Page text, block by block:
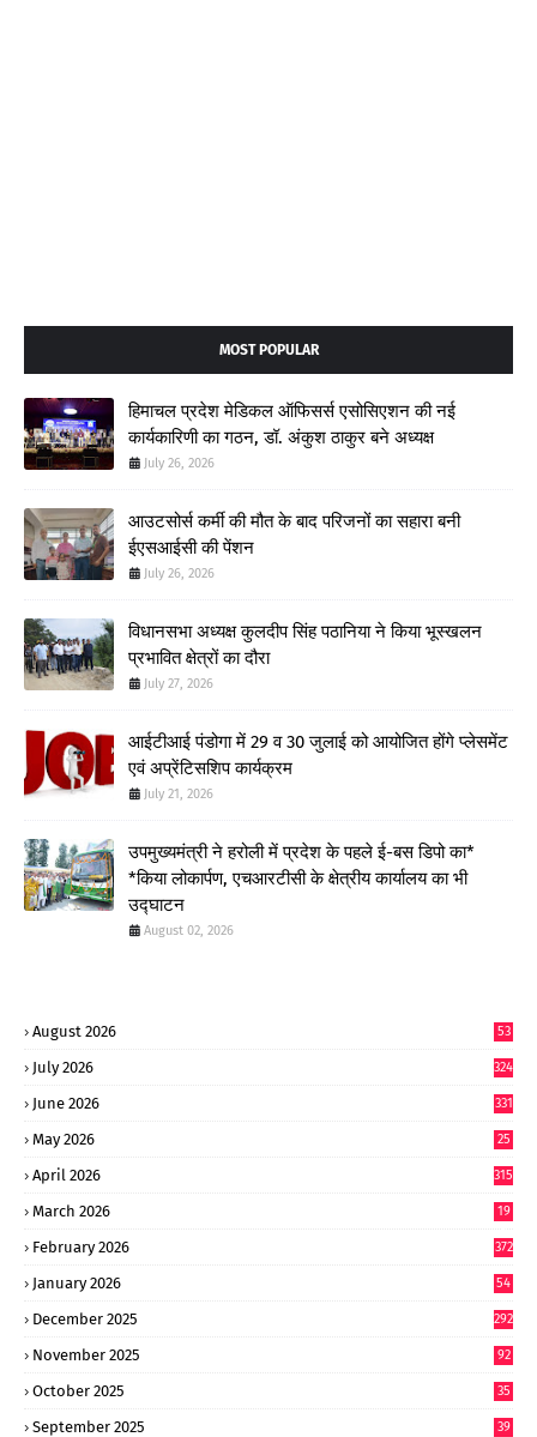
MOST POPULAR
हिमाचल प्रदेश मेडिकल ऑफिसर्स एसोसिएशन की नई
कार्यकारिणी का गठन, डॉ. अंकुश ठाकुर बने अध्यक्ष
July 26, 2026
आउटसोर्स कर्मी की मौत के बाद परिजनों का सहारा बनी
ईएसआईसी की पेंशन
July 26, 2026
विधानसभा अध्यक्ष कुलदीप सिंह पठानिया ने किया भूस्खलन
प्रभावित क्षेत्रों का दौरा
July 27, 2026
आईटीआई पंडोगा में 29 व 30 जुलाई को आयोजित होंगे प्लेसमेंट
एवं अप्रेंटिसशिप कार्यक्रम
July 21, 2026
उपमुख्यमंत्री ने हरोली में प्रदेश के पहले ई-बस डिपो का*
*किया लोकार्पण, एचआरटीसी के क्षेत्रीय कार्यालय का भी
उद्घाटन
August 02, 2026
August 2026 53
July 2026 324
June 2026 331
May 2026
25
April 2026 315
March 2026
19
February 2026 372
January 2026
54
December 2025 292
November 2025 92
October 2025 35
September 2025
39